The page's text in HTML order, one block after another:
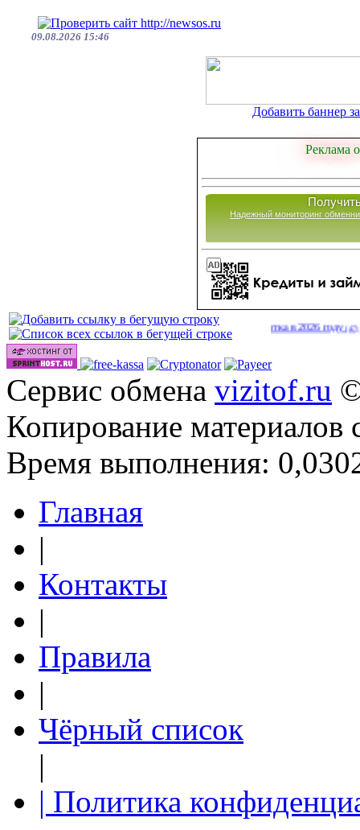
09.08.2026 15:46
Добавить баннер
Реклама
Надежный мониторинг
Сайты для заработка в 2026 году(47)|http://
Сервис обмена vizitof.ru
Копирование материалов
Время выполнения:
Главная
|
Контакты
|
Правила
|
Чёрный список
|
| Политика